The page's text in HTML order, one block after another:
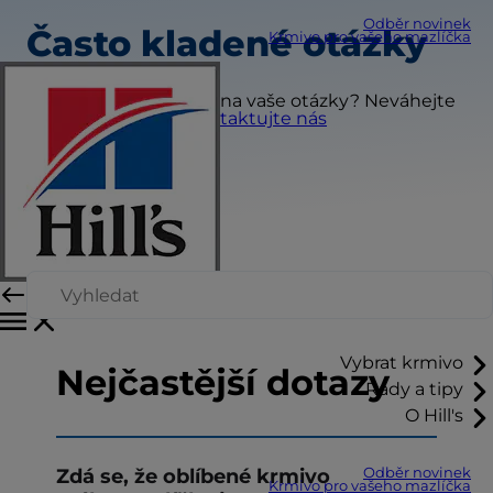
Odběr novinek
Krmivo pro vašeho mazlíčka
Vybrat krmivo
Rady a tipy
O Hill's
Odběr novinek
Krmivo pro vašeho mazlíčka
Často kladené otázky
Nenašli jste odpovědi na vaše otázky? Neváhejte
nás kontaktovat?Kontaktujte nás
Nejčastější dotazy
Zdá se, že oblíbené krmivo